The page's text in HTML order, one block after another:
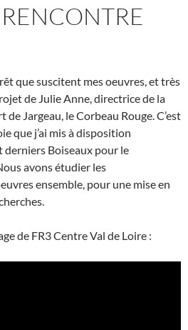
que suscitent mes oeuvres, et très
de Julie Anne, directrice de la
Jargeau, le Corbeau Rouge. C’est
que j’ai mis à disposition
Boiseaux pour le
avons étudier les
ensemble, pour une mise en
de FR3 Centre Val de Loire :